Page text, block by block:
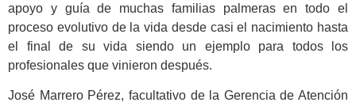
apoyo y guía de muchas familias palmeras en todo el
proceso evolutivo de la vida desde casi el nacimiento hasta
el final de su vida siendo un ejemplo para todos los
profesionales que vinieron después.
José Marrero Pérez, facultativo de la Gerencia de Atención